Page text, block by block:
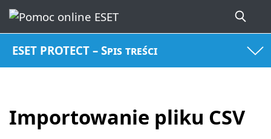
ESET PROTECT – Spis treści
Importowanie pliku CSV